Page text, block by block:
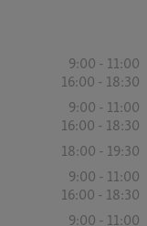
9:00 - 11:00
16:00 - 18:30
9:00 - 11:00
16:00 - 18:30
18:00 - 19:30
9:00 - 11:00
16:00 - 18:30
9:00 - 11:00